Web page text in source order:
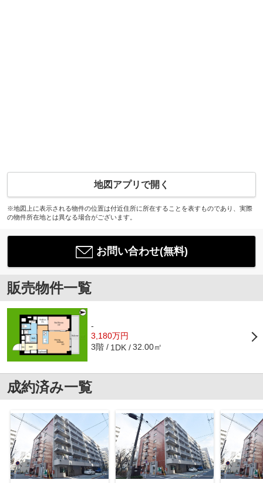
地図アプリで開く
※地図上に表示される物件の位置は付近住所に所在することを表すものであり、実際
の物件所在地とは異なる場合がございます。
お問い合わせ(無料)
販売物件一覧
-
3,180万円
3階 1DK 32.00㎡
成約済み一覧